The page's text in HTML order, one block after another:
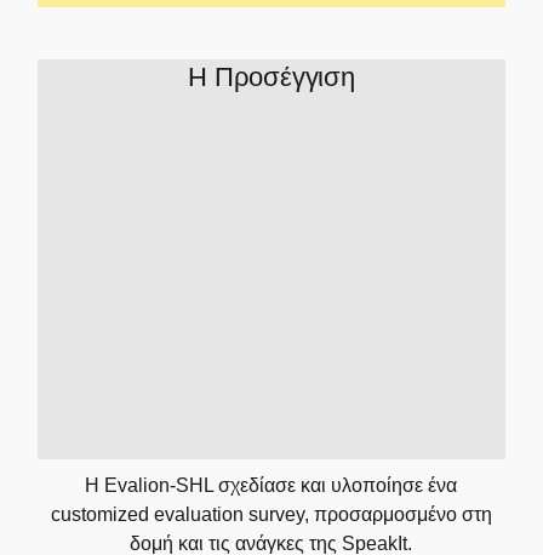
Η Προσέγγιση
Η Evalion-SHL σχεδίασε και υλοποίησε ένα
customized evaluation survey, προσαρμοσμένο στη
δομή και τις ανάγκες της SpeakIt.